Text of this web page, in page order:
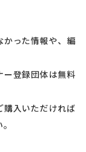
かった情報や、編
ー登録団体は無料
購入いただければ